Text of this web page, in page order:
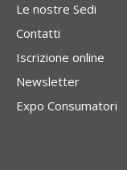
Le nostre Sedi
Contatti
Iscrizione online
Newsletter
Expo Consumatori